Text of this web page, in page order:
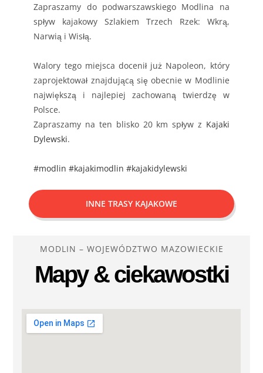
Zapraszamy do podwarszawskiego Modlina na
spływ kajakowy Szlakiem Trzech Rzek: Wkrą,
Narwią i Wisłą.
Walory tego miejsca docenił już Napoleon, który
zaprojektował znajdującą się obecnie w Modlinie
największą i najlepiej zachowaną twierdzę w
Polsce.
Zapraszamy na ten blisko 20 km spływ z Kajaki
Dylewski.
#modlin #kajakimodlin #kajakidylewski
INNE TRASY KAJAKOWE
MODLIN – WOJEWÓDZTWO MAZOWIECKIE
Mapy & ciekawostki